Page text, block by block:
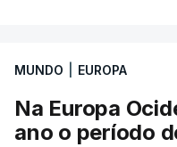
MUNDO EUROPA
Na Europa
ano o período